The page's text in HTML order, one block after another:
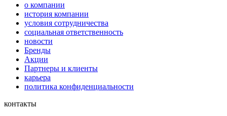
о компании
история компании
условия сотрудничества
социальная ответственность
новости
Бренды
Акции
Партнеры и клиенты
карьера
политика конфиденциальности
контакты